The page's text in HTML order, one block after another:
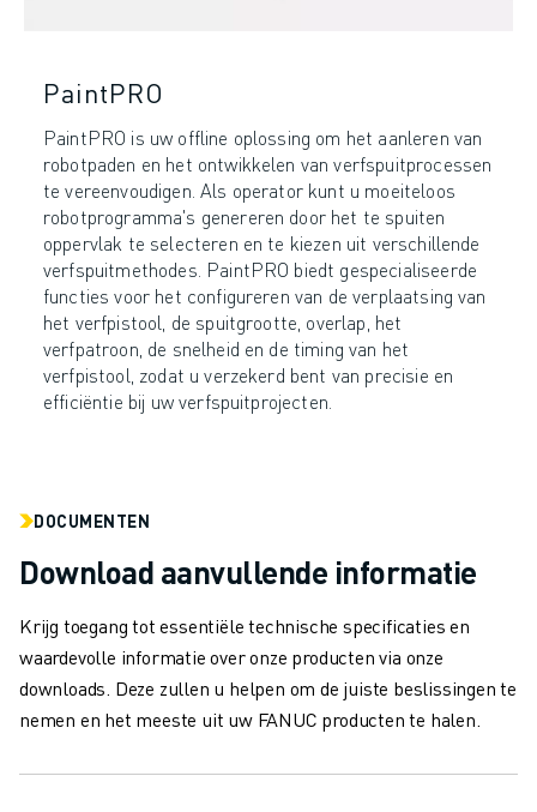
PaintPRO
PaintPRO is uw offline oplossing om het aanleren van
robotpaden en het ontwikkelen van verfspuitprocessen
te vereenvoudigen. Als operator kunt u moeiteloos
robotprogramma's genereren door het te spuiten
oppervlak te selecteren en te kiezen uit verschillende
verfspuitmethodes. PaintPRO biedt gespecialiseerde
functies voor het configureren van de verplaatsing van
het verfpistool, de spuitgrootte, overlap, het
verfpatroon, de snelheid en de timing van het
verfpistool, zodat u verzekerd bent van precisie en
efficiëntie bij uw verfspuitprojecten.
DOCUMENTEN
Download aanvullende informatie
Krijg toegang tot essentiële technische specificaties en
waardevolle informatie over onze producten via onze
downloads. Deze zullen u helpen om de juiste beslissingen te
nemen en het meeste uit uw FANUC producten te halen.